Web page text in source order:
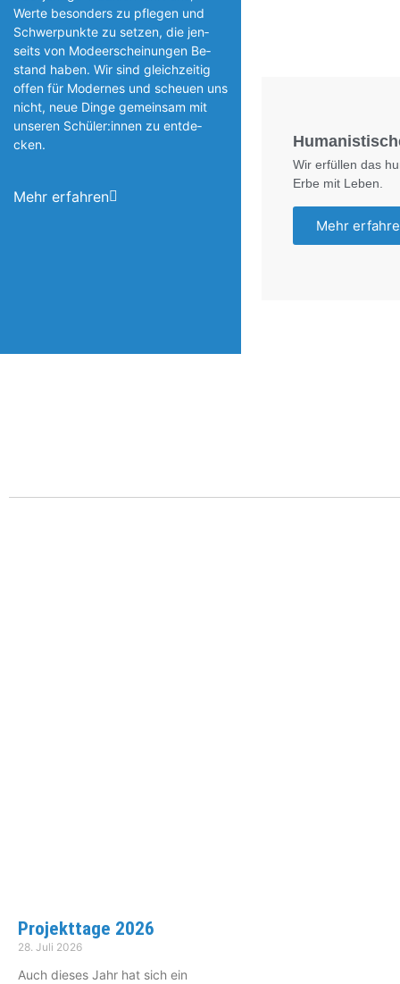
Werte besonders zu pflegen und
Schwerpunkte zu setzen, die jen­
seits von Modeerscheinungen Be­
stand haben. Wir sind gleichzeitig
offen für Modernes und scheuen uns
nicht, neue Dinge gemeinsam mit
unseren Schüler:innen zu entde­
cken.
Mehr erfahren
Wir erfüllen das
Erbe mit Leben.
Mehr
Projekttage 2026
28. Juli 2026
Auch dieses Jahr hat sich ein